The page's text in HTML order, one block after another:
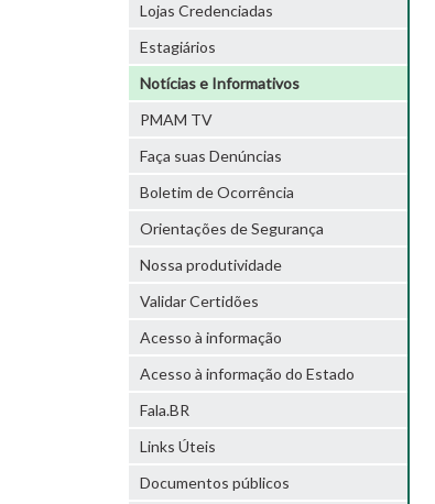
Lojas Credenciadas
Estagiários
Notícias e Informativos
PMAM TV
Faça suas Denúncias
Boletim de Ocorrência
Orientações de Segurança
Nossa produtividade
Validar Certidões
Acesso à informação
Acesso à informação do Estado
Fala.BR
Links Úteis
Documentos públicos